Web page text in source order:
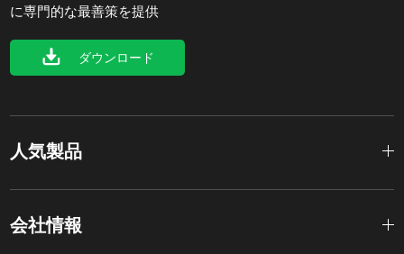
に専門的な最善策を提供
ダウンロード
人気製品
会社情報